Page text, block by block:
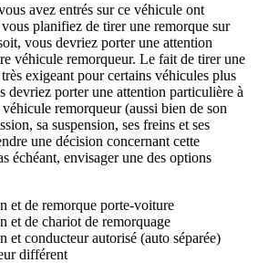
avez entrés sur ce véhicule ont
planifiez de tirer une remorque sur
vous devriez porter une attention
véhicule remorqueur. Le fait de tirer une
exigeant pour certains véhicules plus
devriez porter une attention particulière à
remorqueur (aussi bien de son
sa suspension, ses freins et ses
une décision concernant cette
échéant, envisager une des options
et de remorque porte-voiture
et de chariot de remorquage
et conducteur autorisé (auto séparée)
différent